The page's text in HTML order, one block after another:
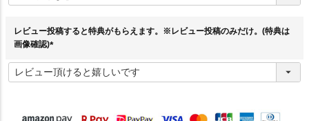
須
レビュー投稿すると特典がもらえます。※レビュー投稿のみだけ。(特典は
画像確認)
必
須